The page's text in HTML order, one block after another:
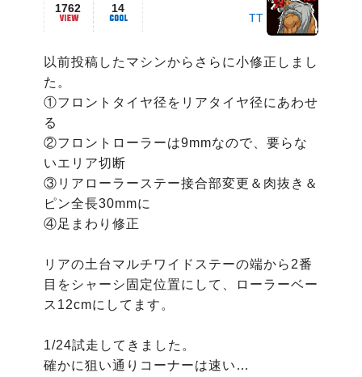
1762 14
TT
以前投稿したマシンからさらに小修正しまし
た。
①フロントタイヤ径をリアタイヤ径にあわせ
る
②フロントローラーは9mmなので、要らな
いエリア切断
③リアローラーステー接合部変更＆肉抜き＆
ピン全長30mmに
④足まわり修正
リアの土台マルチワイドステーの端から2番
目をシャーシ固定位置にして、ローラーベー
ス12cmにしてます。
1/24試走してきました。
確かに狙い通りコーナーは速い…